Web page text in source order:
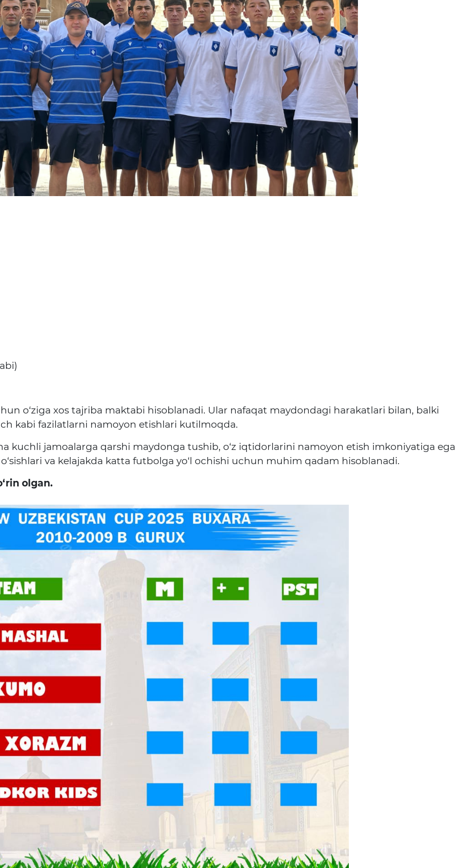
o‘ziga xos tajriba maktabi hisoblanadi. Ular nafaqat maydondagi harakatlari bilan, balki
kabi fazilatlarni namoyon etishlari kutilmoqda.
kuchli jamoalarga qarshi maydonga tushib, o‘z iqtidorlarini namoyon etish imkoniyatiga ega
va kelajakda katta futbolga yo‘l ochishi uchun muhim qadam hisoblanadi.
olgan.